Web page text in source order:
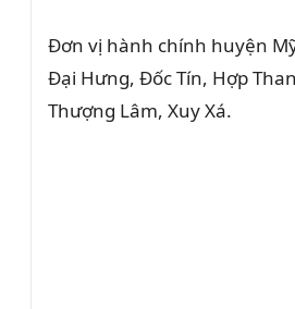
Đơn vị hành chính huyện
Đại Hưng, Đốc Tín, Hợp
Thượng Lâm, Xuy Xá.